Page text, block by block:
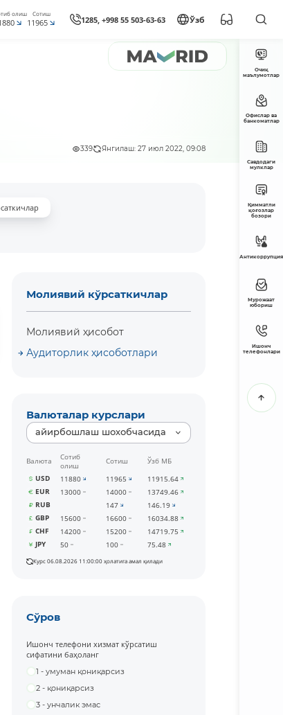
олиш Сотиш
11965 1285, +998 55 503-63-63 Ўзб
339 Янгилаш: 27 июл 2022, 09:08
Молиявий кўрсаткичлар
Молиявий ҳисобот
Аудиторлик ҳисоботлари
Валюталар курслари
айирбошлаш шохобчасида
Валюта
Сотиб
олиш
Сотиш
Ўзб МБ
USD
11880 11965
11915.64
EUR
13000 14000
13749.46
RUB
147
146.19
GBP
15600 16600
16034.88
CHF
14200 15200
14719.75
JPY
50 100 75.48
Курс 06.08.2026 11:00:00 ҳолатига амал қилади
Сўров
Ишонч телефони хизмат кўрсатиш
сифатини баҳоланг
1 - умуман қониқарсиз
2 - қониқарсиз
3 - унчалик эмас
Очиқ
маълумотлар
Офислар ва
банкоматлар
Савдодаги
мулклар
Қимматли
қоғозлар
бозори
Антикоррупция
Мурожаат
юбориш
Ишонч
телефонлари